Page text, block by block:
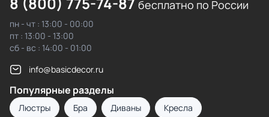
бесплатно по России
пн - чт : 13:00 - 00:00
пт : 13:00 - 13:00
сб - вс : 14:00 - 01:00
info@basicdecor.ru
Популярные разделы
Люстры Бра Диваны Кресла